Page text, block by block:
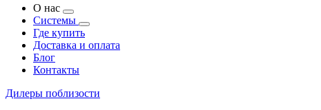
О нас
Системы
Где купить
Доставка и оплата
Блог
Контакты
Дилеры поблизости